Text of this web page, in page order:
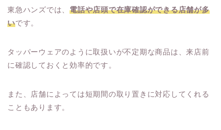
東急ハンズでは、電話や店頭で在庫確認ができる店舗が多
いです。
タッパーウェアのように取扱いが不定期な商品は、来店前
に確認しておくと効率的です。
また、店舗によっては短期間の取り置きに対応してくれる
こともあります。